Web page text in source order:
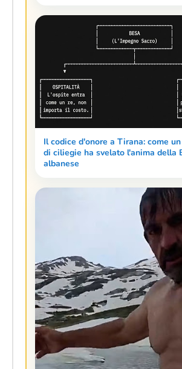
Il codice d'onore a Tirana: come
di ciliegie ha svelato l'anima della
albanese